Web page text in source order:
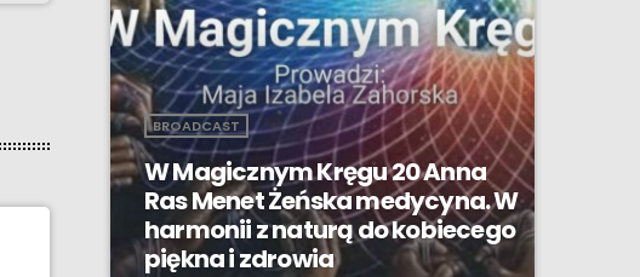
BROADCAST
W Magicznym Kręgu 20 Anna
Ras Menet Żeńska medycyna. W
harmonii z naturą do kobiecego
piękna i zdrowia